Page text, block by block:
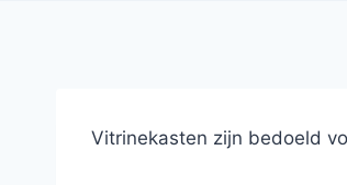
Vitrinekasten zijn bedoeld